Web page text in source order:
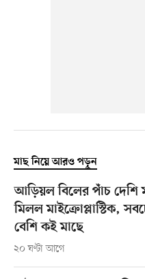
মাছ নিয়ে আরও পড়ুন
আড়িয়ল বিলের পাঁচ দেশি
মিলল মাইক্রোপ্লাস্টিক,
বেশি কই মাছে
২০ ঘণ্টা আগে